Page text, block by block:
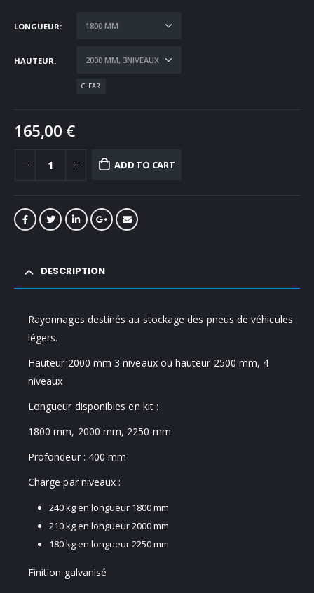
LONGUEUR
HAUTEUR
CLEAR
165,00 €
ADD TO CART
DESCRIPTION
Rayonnages destinés au stockage des pneus de véhicules
légers.
Hauteur 2000 mm 3 niveaux ou hauteur 2500 mm, 4
niveaux
Longueur disponibles en kit :
1800 mm, 2000 mm, 2250 mm
Profondeur : 400 mm
Charge par niveaux :
240 kg en longueur 1800 mm
210 kg en longueur 2000 mm
180 kg en longueur 2250 mm
Finition galvanisé